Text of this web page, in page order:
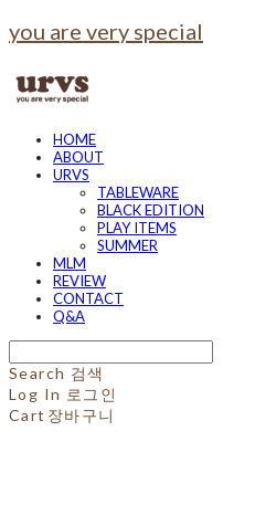
you are very special
HOME
ABOUT
URVS
TABLEWARE
BLACK EDITION
PLAY ITEMS
SUMMER
MLM
REVIEW
CONTACT
Q&A
Search 검색
Log In 로그인
Cart 장바구니